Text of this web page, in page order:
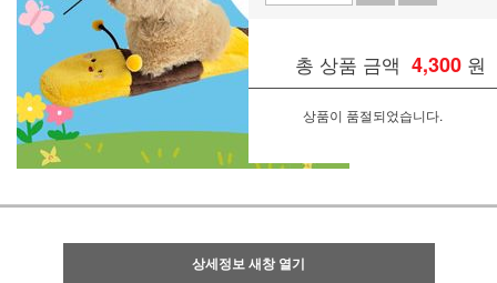
총 상품 금액 4,300 원
상품이 품절되었습니다.
상세정보 새창 열기